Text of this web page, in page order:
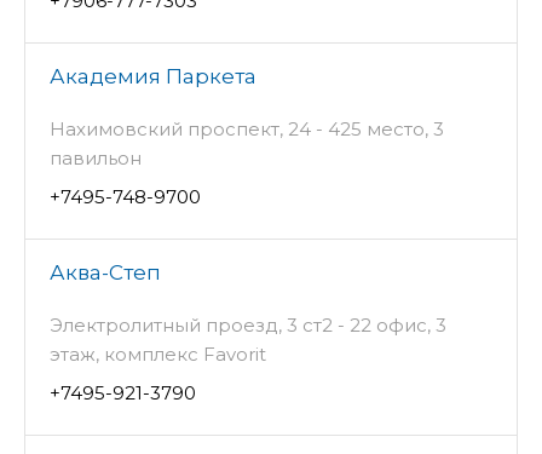
Академия Паркета
Нахимовский проспект, 24 - 425 место, 3
павильон
+7495-748-9700
Аква-Степ
Электролитный проезд, 3 ст2 - 22 офис, 3
этаж, комплекс Favorit
+7495-921-3790